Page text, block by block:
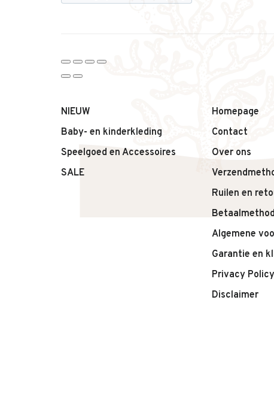
Geboren in Barcelona in 2007,
NIEUW
Baby- en kinderkleding
Speelgoed en Accessoires
SALE
Homepage
Contact
Over ons
Ruilen en
Algemene
Garantie en
Privacy Policy
Disclaimer